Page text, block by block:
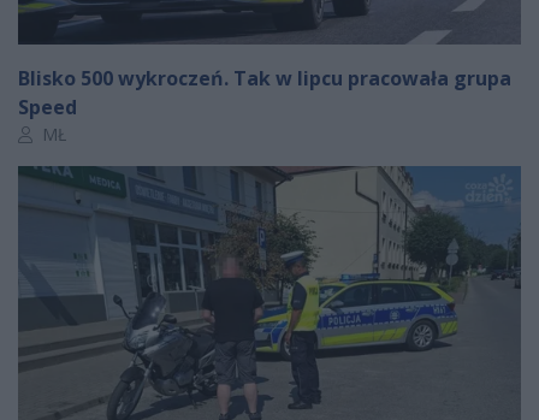
Blisko 500 wykroczeń. Tak w lipcu pracowała grupa
Speed
Autor artykułu:
MŁ